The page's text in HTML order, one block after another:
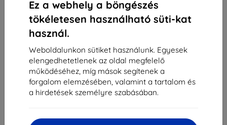
Ez a webhely a böngészés
tökéletesen használható süti-kat
használ.
Weboldalunkon sütiket használunk. Egyesek
elengedhetetlenek az oldal megfelelő
működéséhez, míg mások segítenek a
forgalom elemzésében, valamint a tartalom és
a hirdetések személyre szabásában.
Battery Samsung EB-BG313BBE G313 Trend 2 bulk
1500mah (EB-BG313BBE)
4 890 Ft
4 400 Ft